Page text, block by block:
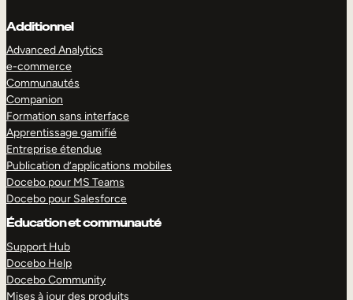
Additionnel
Advanced Analytics
e-commerce
Communautés
Companion
Formation sans interface
Apprentissage gamifié
Entreprise étendue
Publication d’applications mobiles
Docebo pour MS Teams
Docebo pour Salesforce
Éducation et communauté
Support Hub
Docebo Help
Docebo Community
Mises à jour des produits